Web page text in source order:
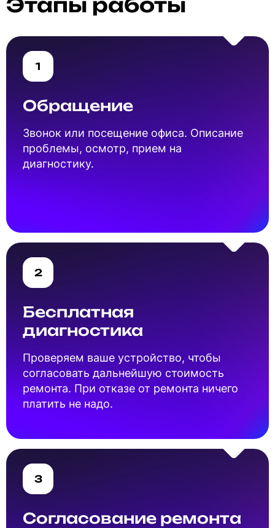
Этапы работы
1
Обращение
Звонок или посещение офиса. Описание
проблемы, осмотр, прием на
диагностику.
2
Бесплатная
диагностика
Проверяем ваше устройство, чтобы
согласовать дальнейшую стоимость
ремонта. При отказе от ремонта ничего
платить не надо.
3
Согласование ремонта